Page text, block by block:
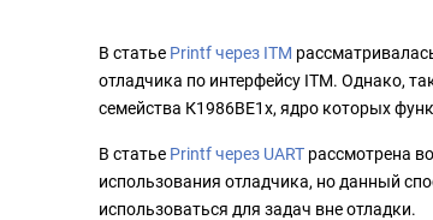
В статье Printf через ITM
отладчика по интерфейсу ITM. Однако,
семейства К1986ВЕ1x, ядро которых
В статье Printf через UART рассмотрена
использования отладчика, но данный
использоваться для задач вне отладки.